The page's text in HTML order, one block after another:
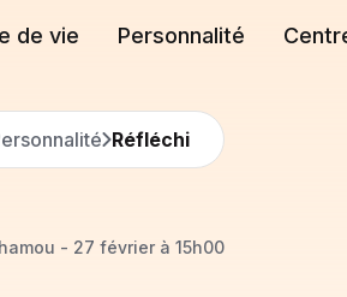
de vie Personnalité
Réfléchi
- 27 février à 15h00